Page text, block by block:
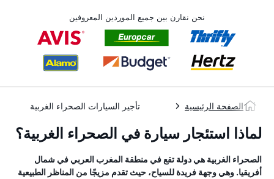
نحن نقارن بين جميع الموردين المعروفين
الصفحة الرئيسية تأجير السيارات الصحراء الغربية
لماذا استئجار سيارة في الصحراء الغربية؟
الصحراء الغربية هي دولة تقع في منطقة المغرب العربي في شمال
أفريقيا. وهي وجهة فريدة للسياح، حيث تقدم مزيجًا من المناظر الطبيعية